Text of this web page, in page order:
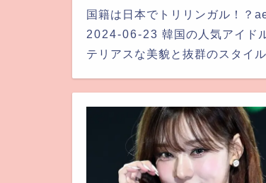
国籍は日本でトリリンガル！？
2024-06-23 韓国の人気アイド
テリアスな美貌と抜群のスタイ